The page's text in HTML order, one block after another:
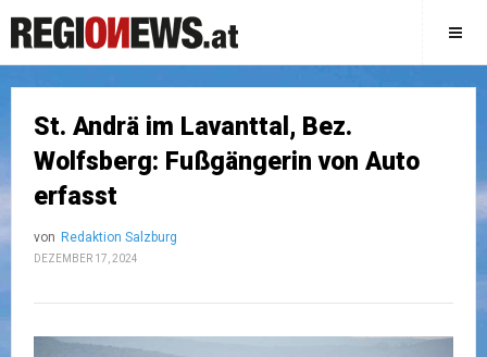
St. Andrä im Lavanttal, Bez.
Wolfsberg: Fußgängerin von Auto
erfasst
von Redaktion Salzburg
DEZEMBER 17, 2024